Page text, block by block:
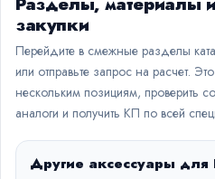
закупки
Перейдите в смежные разделы
или отправьте запрос на расчет.
нескольким позициям, проверить
аналоги и получить КП по всей
Другие аксессуары для